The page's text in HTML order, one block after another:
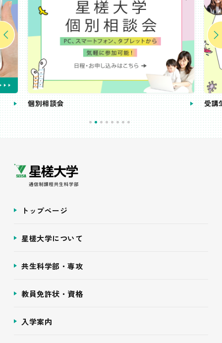
個別相談会 受講
トップページ
星槎大学について
共生科学部・専攻
教員免許状・資格
入学案内